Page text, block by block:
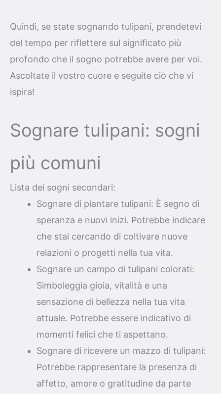
Quindi, se state sognando tulipani, prendetevi
del tempo per riflettere sul significato più
profondo che il sogno potrebbe avere per voi.
Ascoltate il vostro cuore e seguite ciò che vi
ispira!
Sognare tulipani: sogni
più comuni
Lista dei sogni secondari:
Sognare di piantare tulipani: È segno di
speranza e nuovi inizi. Potrebbe indicare
che stai cercando di coltivare nuove
relazioni o progetti nella tua vita.
Sognare un campo di tulipani colorati:
Simboleggia gioia, vitalità e una
sensazione di bellezza nella tua vita
attuale. Potrebbe essere indicativo di
momenti felici che ti aspettano.
Sognare di ricevere un mazzo di tulipani:
Potrebbe rappresentare la presenza di
affetto, amore o gratitudine da parte